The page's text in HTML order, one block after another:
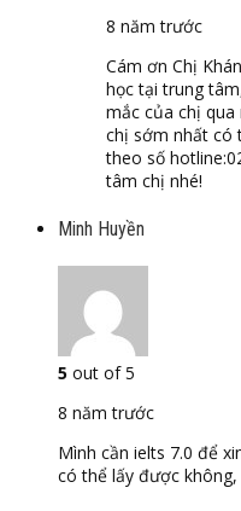
8 năm trước
Cám ơn Chị
học tại trung
mắc của chị qua
chị sớm nhất có
theo số
tâm chị nhé!
Minh Huyền
5 out of 5
8 năm trước
Mình cần ielts 7.0 để
có thể lấy được